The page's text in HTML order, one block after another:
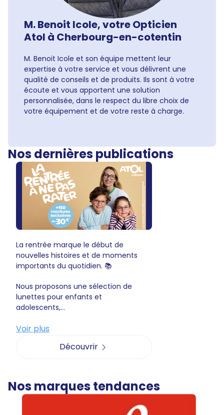
M. Benoit Icole, votre Opticien
Atol à Cherbourg-en-cotentin
M. Benoit Icole et son équipe mettent leur
expertise à votre service et vous délivrent une
qualité de conseils et de produits. Ils sont à votre
écoute et vous apportent une solution
personnalisée, dans le respect du libre choix de
votre équipement et de votre reste à charge.
Nos dernières publications
La rentrée marque le début de
nouvelles histoires et de moments
importants du quotidien. 📚
Nous proposons une sélection de
lunettes pour enfants et
adolescents,...
Voir plus
Découvrir
Nos marques tendances